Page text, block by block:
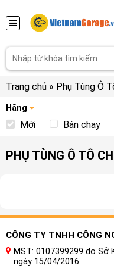
Trang chủ » Phụ Tùng Ô
Hãng
Mới Bán chạy
PHỤ TÙNG Ô TÔ
CÔNG TY TNHH CÔNG
MST: 0107399299 do
ngày 15/04/2016